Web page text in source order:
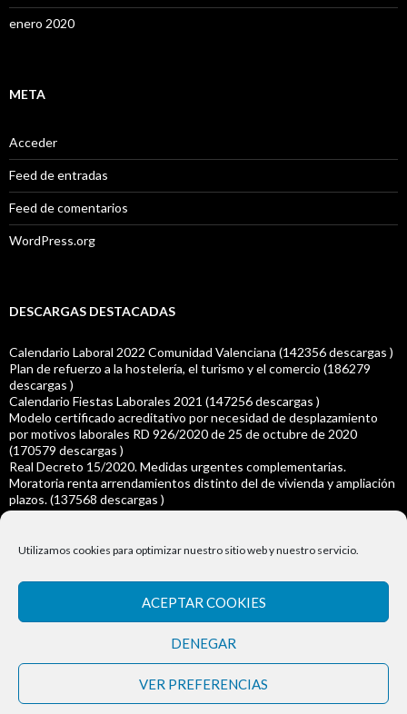
Utilizamos cookies para optimizar nuestro sitio web y nuestro servicio.
ACEPTAR COOKIES
DENEGAR
VER PREFERENCIAS
enero 2020
META
Acceder
Feed de entradas
Feed de comentarios
WordPress.org
DESCARGAS DESTACADAS
Calendario Laboral 2022 Comunidad Valenciana (142356 descargas )
Plan de refuerzo a la hostelería, el turismo y el comercio (186279
descargas )
Calendario Fiestas Laborales 2021 (147256 descargas )
Modelo certificado acreditativo por necesidad de desplazamiento
por motivos laborales RD 926/2020 de 25 de octubre de 2020
(170579 descargas )
Real Decreto 15/2020. Medidas urgentes complementarias.
Moratoria renta arrendamientos distinto del de vivienda y ampliación
plazos. (137568 descargas )
Real Decreto-ley 14/2020 Ampliación del plazo para la presentación
Modelo Certificado acreditativo individual de necesidad de
RDL 8/2020 de 17 de Marzo Medidas urgentes extraordinarias para
hacer frente al impacto económico y social del COVID-19. (166650
Calendario laboral 2020 (143330 descargas )